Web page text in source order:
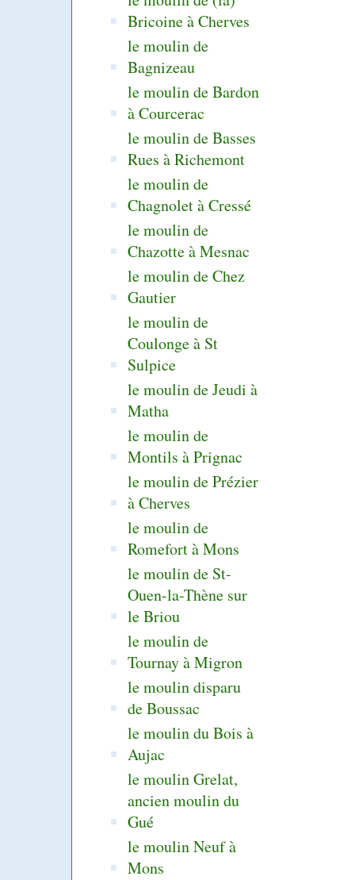
Bricoine à Cherves
le moulin de
Bagnizeau
le moulin de Bardon
à Courcerac
le moulin de Basses
Rues à Richemont
le moulin de
Chagnolet à Cressé
le moulin de
Chazotte à Mesnac
le moulin de Chez
Gautier
le moulin de
Coulonge à St
Sulpice
le moulin de Jeudi à
Matha
le moulin de
Montils à Prignac
le moulin de Prézier
à Cherves
le moulin de
Romefort à Mons
le moulin de St-
Ouen-la-Thène sur
le Briou
le moulin de
Tournay à Migron
le moulin disparu
de Boussac
le moulin du Bois à
Aujac
le moulin Grelat,
ancien moulin du
Gué
le moulin Neuf à
Mons